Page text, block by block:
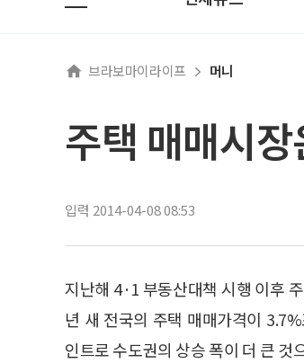
브라보마이라이프 머니
주택 매매시
입력 2014-04-08 08:53
지난해 4·1 부동산대책 시행 이후
년 새 전국의 주택 매매가격이
인트로 수도권의 상승 폭이 더 큰 것